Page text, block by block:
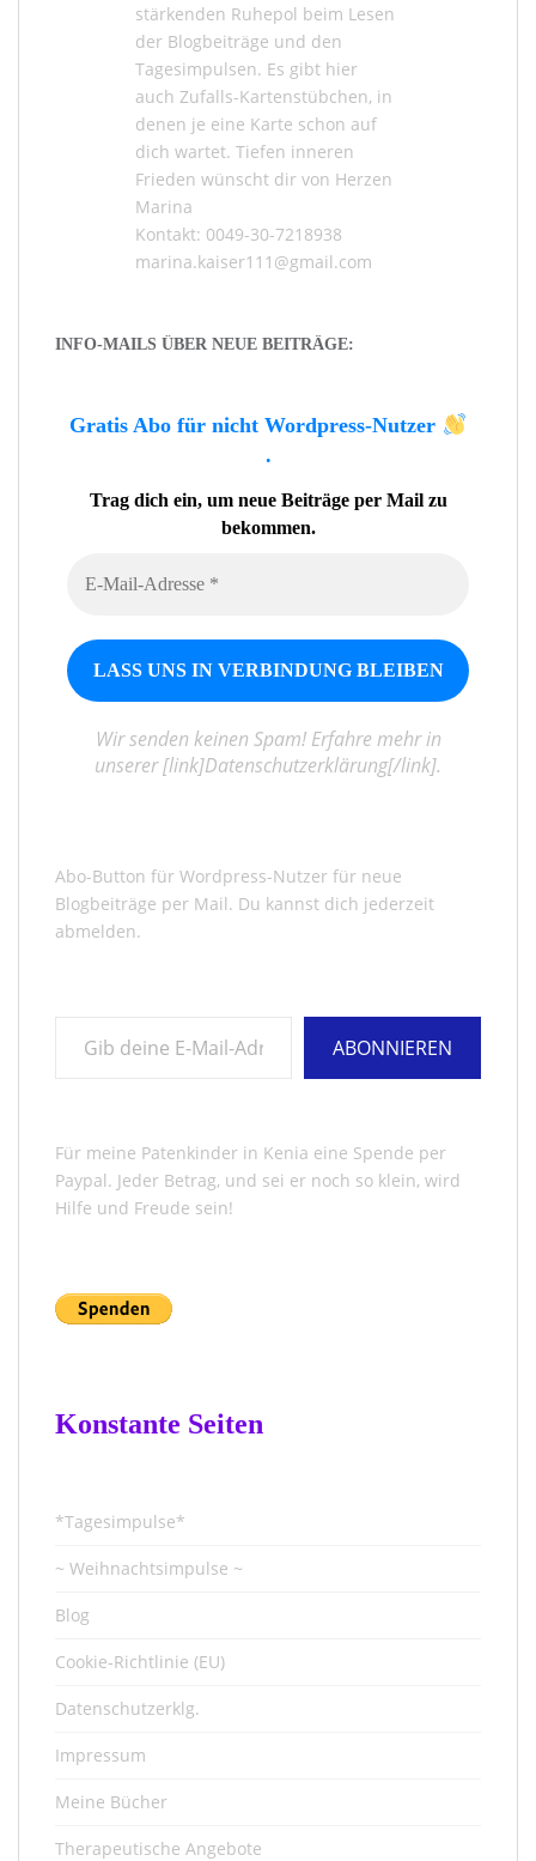
stärkenden Ruhepol beim Lesen
der Blogbeiträge und den
Tagesimpulsen. Es gibt hier
auch Zufalls-Kartenstübchen, in
denen je eine Karte schon auf
dich wartet. Tiefen inneren
Frieden wünscht dir von Herzen
Marina
Kontakt: 0049-30-7218938
marina.kaiser111@gmail.com
INFO-MAILS ÜBER NEUE BEITRÄGE:
Gratis Abo für nicht Wordpress-Nutzer
.
Trag dich ein, um neue Beiträge per Mail zu
bekommen.
Wir senden keinen Spam! Erfahre mehr in
unserer [link]Datenschutzerklärung[/link].
Abo-Button für Wordpress-Nutzer für neue
Blogbeiträge per Mail. Du kannst dich jederzeit
abmelden.
ABONNIEREN
Für meine Patenkinder in Kenia eine Spende per
Paypal. Jeder Betrag, und sei er noch so klein, wird
Hilfe und Freude sein!
Konstante Seiten
*Tagesimpulse*
~ Weihnachtsimpulse ~
Blog
Cookie-Richtlinie (EU)
Datenschutzerklg.
Impressum
Meine Bücher
Therapeutische Angebote